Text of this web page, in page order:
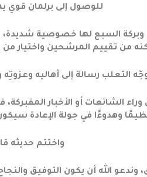
للوصول إلى برلمان قوي
وبركة السبع لها خصوصية شديدة،
من تقييم المرشحين واختيار
التعلب رسالة إلى أهاليه وعزوتِه
الشائعات أو الأخبار
وهدوءًا في جولة الإعادة
واختتم حديثه
وندعو الله أن يكون التوفيق